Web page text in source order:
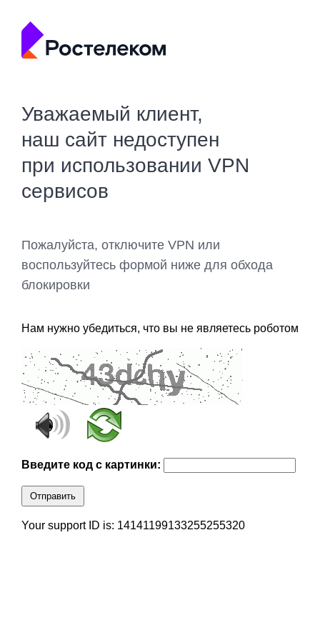
Уважаемый клиент,
наш сайт недоступен
при использовании VPN
сервисов
Пожалуйста, отключите VPN или
воспользуйтесь формой ниже для обхода
блокировки
Нам нужно убедиться, что вы не являетесь роботом
Введите код с картинки:
Отправить
Your support ID is: 14141199133255255320